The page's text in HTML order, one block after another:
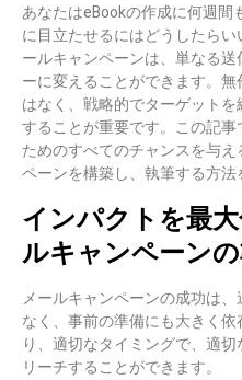
あなたはeBookの作成に何週
に目立たせるにはどうしたら
ールキャンペーンは、単なる
ーに変えることができます。
はなく、戦略的でターゲット
することが重要です。 この記
ためのすべてのチャンスを与
ペーンを構築し、執筆する方法
インパクトを最
ルキャンペーン
メールキャンペーンの成功は
なく、事前の準備にも大きく
り、適切なタイミングで、適
リーチすることができます。